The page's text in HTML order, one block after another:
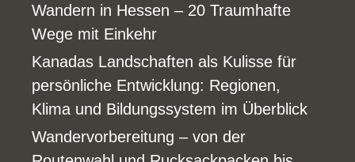
Wandern in Hessen – 20 Traumhafte
Wege mit Einkehr
Kanadas Landschaften als Kulisse für
persönliche Entwicklung: Regionen,
Klima und Bildungssystem im Überblick
Wandervorbereitung – von der